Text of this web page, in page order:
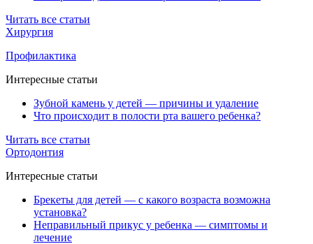
Читать все статьи
Хирургия
Профилактика
Интересные статьи
Зубной камень у детей — причины и удаление
Что происходит в полости рта вашего ребенка?
Читать все статьи
Ортодонтия
Интересные статьи
Брекеты для детей — с какого возраста возможна
установка?
Неправильный прикус у ребенка — симптомы и
лечение